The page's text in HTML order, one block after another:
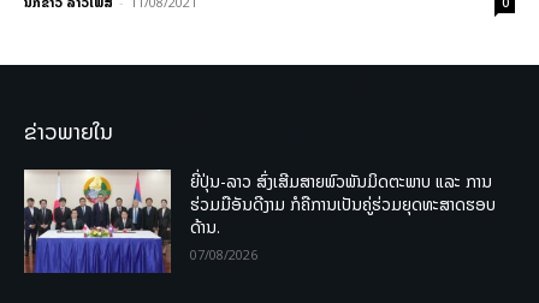
ຂ່າວພາຍໃນ
ຍີ່ປຸ່ນ-ລາວ ສົ່ງເສີມສາຍພົວພັນມິດຕະພາບ ແລະ ການ
ຮ່ວມມືອັນດີງາມ ກໍຄືການເປັນຄູ່ຮ່ວມຍຸດທະສາດຮອບ
ດ້ານ.
07/08/2026